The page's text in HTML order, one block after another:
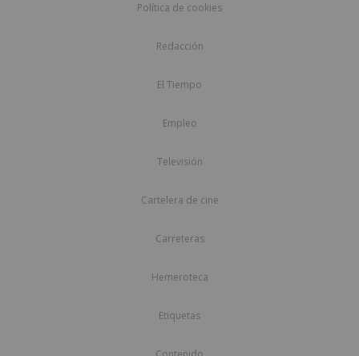
Política de cookies
Redacción
El Tiempo
Empleo
Televisión
Cartelera de cine
Carreteras
Hemeroteca
Etiquetas